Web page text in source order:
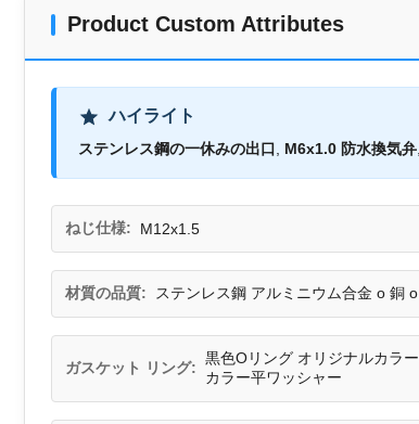
Product Custom Attributes
ハイライト
ステンレス鋼の一休みの出口 M6x1.0 防水換気弁
ねじ仕様: M12x1.5
材質の品質: ステンレス鋼 アルミニウム合金 o 銅
ガスケット リング:
黒色Oリング オリジナルカラ
カラー平ワッシャー